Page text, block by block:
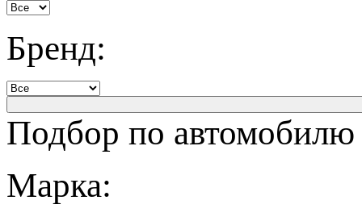
Бренд:
Подбор по автомобилю
Марка: